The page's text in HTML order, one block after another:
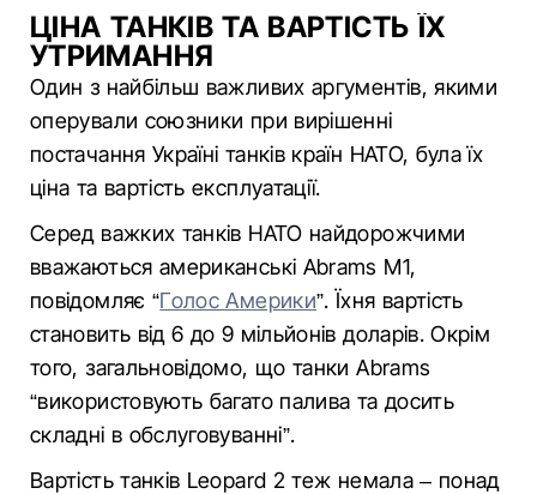
ЦІНА ТАНКІВ ТА ВАРТІСТЬ ЇХ
УТРИМАННЯ
Один з найбільш важливих аргументів, якими
оперували союзники при вирішенні
постачання Україні танків країн НАТО, була їх
ціна та вартість експлуатації.
Серед важких танків НАТО найдорожчими
вважаються американські Abrams M1,
повідомляє “Голос Америки”. Їхня вартість
становить від 6 до 9 мільйонів доларів. Окрім
того, загальновідомо, що танки Abrams
“використовують багато палива та досить
складні в обслуговуванні”.
Вартість танків Leopard 2 теж немала – понад